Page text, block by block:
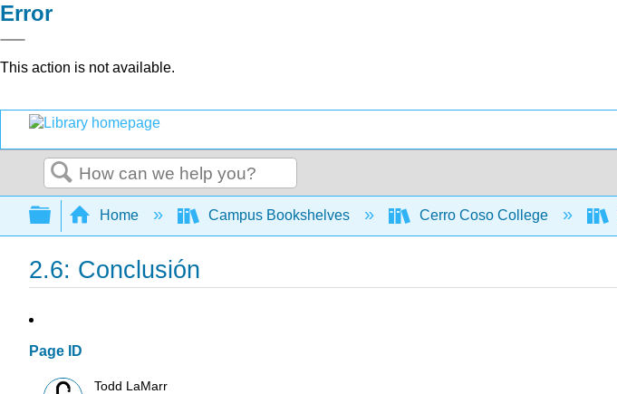
Error
This action is not available.
Search
Expand/collapse global hierarchy
Home Campus Bookshelves Cerro Coso College
2.6: Conclusión
Page ID
Todd LaMarr